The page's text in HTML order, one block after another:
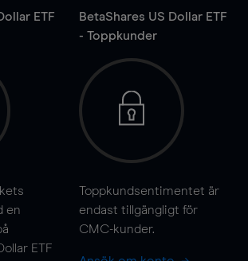
ETF
en
ETF
BetaShares US Dollar ETF
- Toppkunder
Toppkundsentimentet är
endast tillgängligt för
CMC-kunder.